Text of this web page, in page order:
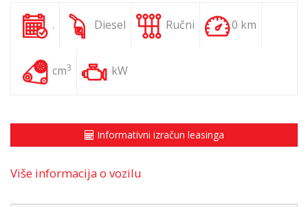
. Diesel Ručni 0 km
cm3 kW
Informativni izračun leasinga
Više informacija o vozilu